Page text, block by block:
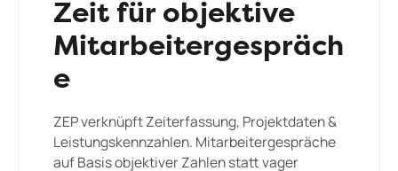
Zeit für objektive
Mitarbeitergespräch
e
ZEP verknüpft Zeiterfassung, Projektdaten &
Leistungskennzahlen. Mitarbeitergespräche
auf Basis objektiver Zahlen statt vager